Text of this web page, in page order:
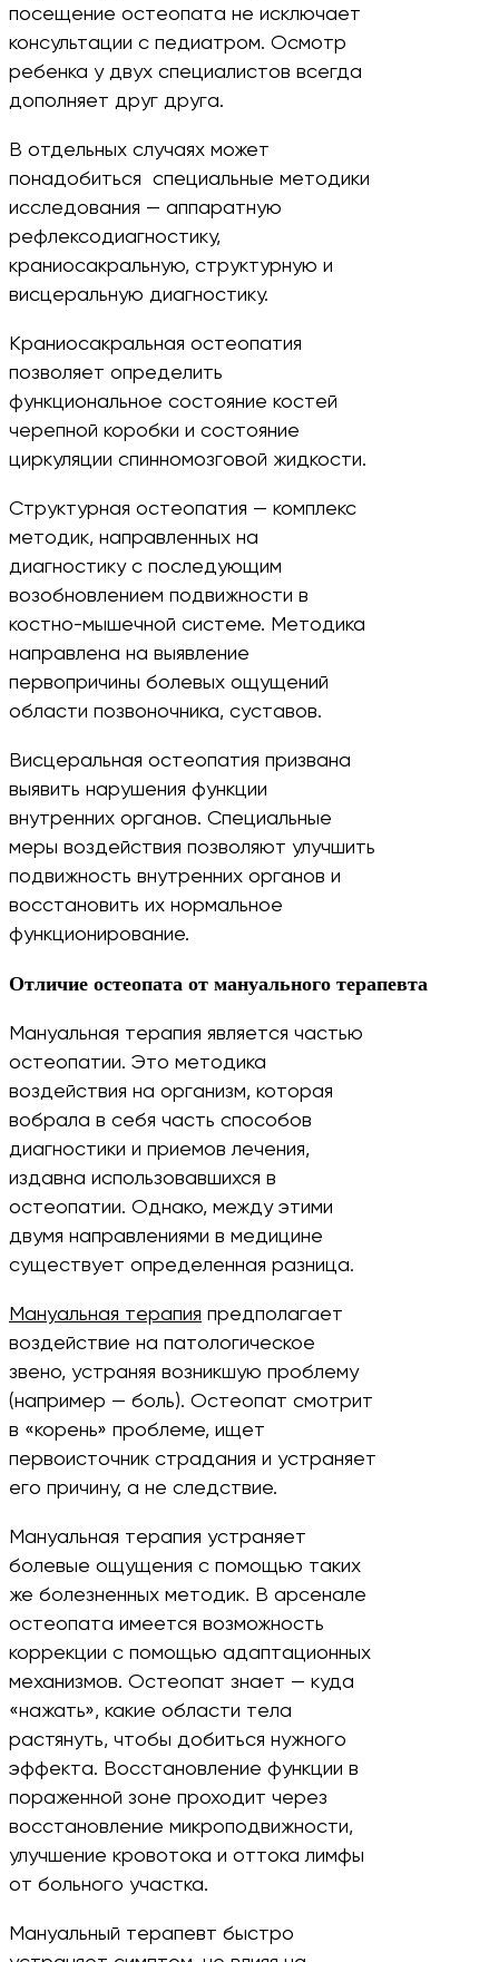
посещение остеопата не исключает
консультации с педиатром. Осмотр
ребенка у двух специалистов всегда
дополняет друг друга.
В отдельных случаях может
понадобиться специальные методики
исследования — аппаратную
рефлексодиагностику,
краниосакральную, структурную и
висцеральную диагностику.
Краниосакральная остеопатия
позволяет определить
функциональное состояние костей
черепной коробки и состояние
циркуляции спинномозговой жидкости.
Структурная остеопатия — комплекс
методик, направленных на
диагностику с последующим
возобновлением подвижности в
костно-мышечной системе. Методика
направлена на выявление
первопричины болевых ощущений
области позвоночника, суставов.
Висцеральная остеопатия призвана
выявить нарушения функции
внутренних органов. Специальные
меры воздействия позволяют улучшить
подвижность внутренних органов и
восстановить их нормальное
функционирование.
Отличие остеопата от мануального терапевта
Мануальная терапия является частью
остеопатии. Это методика
воздействия на организм, которая
вобрала в себя часть способов
диагностики и приемов лечения,
издавна использовавшихся в
остеопатии. Однако, между этими
двумя направлениями в медицине
существует определенная разница.
Мануальная терапия предполагает
воздействие на патологическое
звено, устраняя возникшую проблему
(например — боль). Остеопат смотрит
в «корень» проблеме, ищет
первоисточник страдания и устраняет
его причину, а не следствие.
Мануальная терапия устраняет
болевые ощущения с помощью таких
же болезненных методик. В арсенале
остеопата имеется возможность
коррекции с помощью адаптационных
механизмов. Остеопат знает — куда
«нажать», какие области тела
растянуть, чтобы добиться нужного
эффекта. Восстановление функции в
пораженной зоне проходит через
восстановление микроподвижности,
улучшение кровотока и оттока лимфы
от больного участка.
Мануальный терапевт быстро